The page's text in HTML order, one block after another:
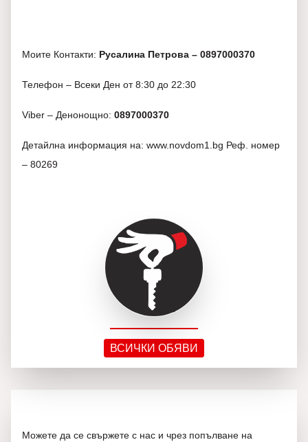
Моите Контакти: Русалина Петрова – 0897000370
Телефон – Всеки Ден от 8:30 до 22:30
Viber – Денонощно: 0897000370
Детайлна информация на: www.novdom1.bg Реф. номер
– 80269
ВСИЧКИ ОБЯВИ
Можете да се свържете с нас и чрез попълване на